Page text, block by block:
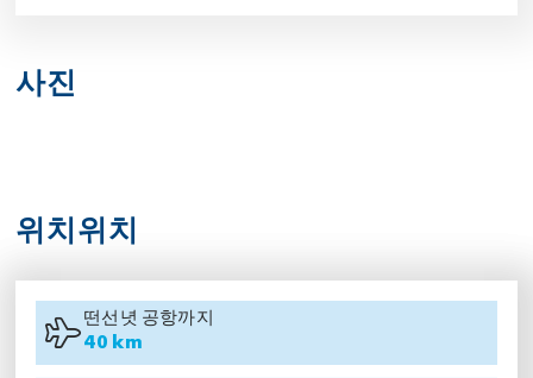
사진
위치위치
떤선녓 공항까지
40 km